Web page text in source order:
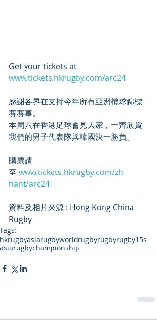
Get your tickets at
www.tickets.hkrugby.com/arc24
感謝各界在支持今年所有亞洲欖球錦標
賽賽事。
本周六在香港足球會見大家，一齊欣賞
我們的男子代表隊與韓國決一勝負。
購票請
至 www.tickets.hkrugby.com/zh-
hant/arc24
資料及相片來源 : Hong Kong China
Rugby
Tags:
hkrugbyasiarugbyworldrugbyrugbyrugby15s
asiarugbychampionship